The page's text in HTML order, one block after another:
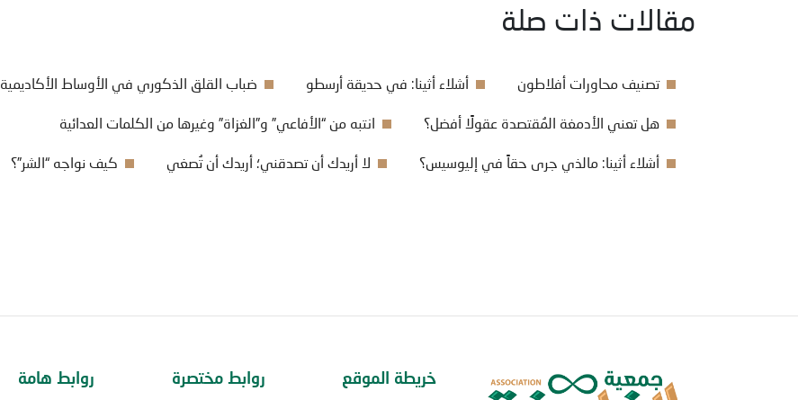
مقالات ذات صلة
تصنيف محاورات أفلاطون أشلاء أثينا: في حديقة أرسطو ضباب القلق الذكوري في الأوساط الأكاديمية
هل تعني الأدمغة المُقتصدة عقولًا أفضل؟ انتبه من “الأفاعي” و”الغزاة” وغيرها من الكلمات العدائية
أشلاء أثينا: مالذي جرى حقاً في إليوسيس؟ لا أريدك أن تصدقني؛ أريدك أن تُصغي كيف نواجه “الشر”؟
خريطة الموقع روابط مختصرة روابط هامة